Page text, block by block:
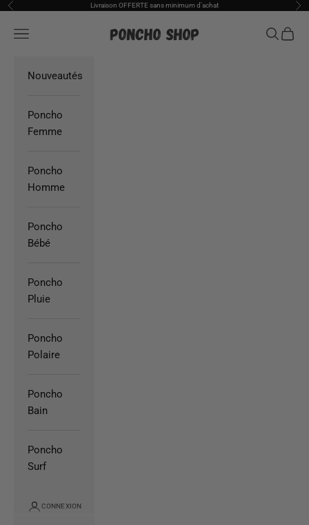
Passer au contenu
Précédent Livraison OFFERTE sans minimum d'achat
Poncho Shop
Ouvrir la navigation Ouvrir la
Voir
Nouveautés
Poncho
Femme
Poncho
Homme
Poncho
Bébé
Poncho
Pluie
Poncho
Polaire
Poncho
Bain
Poncho
Surf
CONNEXION